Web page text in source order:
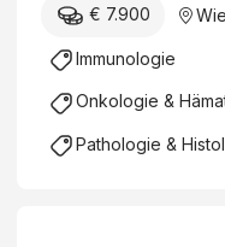
€ 7.900
Immunologie
Onkologie &
Pathologie &